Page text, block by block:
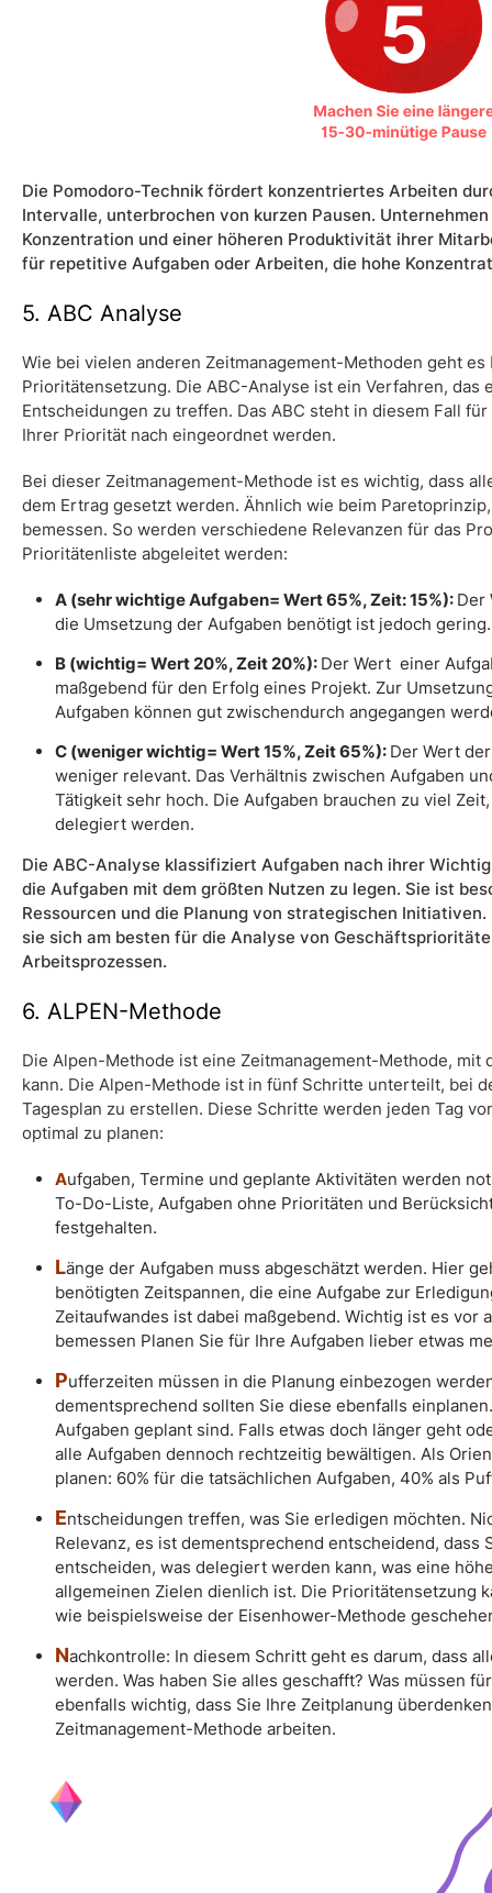
Die Pomodoro-Technik fördert konzentriertes Arbeiten
Intervalle, unterbrochen von kurzen Pausen.
Konzentration und einer höheren Produktivität ihrer
für repetitive Aufgaben oder Arbeiten, die hohe
5. ABC Analyse
Wie bei vielen anderen Zeitmanagement-Methoden geht
Prioritätensetzung. Die ABC-Analyse ist ein Verfahren,
Entscheidungen zu treffen. Das ABC steht in diesem Fall
Ihrer Priorität nach eingeordnet werden.
Bei dieser Zeitmanagement-Methode ist es wichtig, dass
dem Ertrag gesetzt werden. Ähnlich wie beim
bemessen. So werden verschiedene Relevanzen für das
Prioritätenliste abgeleitet werden:
A (sehr wichtige Aufgaben= Wert 65%, Zeit: 15%): Der
die Umsetzung der Aufgaben benötigt ist jedoch
B (wichtig= Wert 20%, Zeit 20%): Der Wert einer
maßgebend für den Erfolg eines Projekt. Zur
Aufgaben können gut zwischendurch angegangen
C (weniger wichtig= Wert 15%, Zeit 65%): Der Wert
weniger relevant. Das Verhältnis zwischen Aufgaben
Tätigkeit sehr hoch. Die Aufgaben brauchen zu viel
delegiert werden.
Die ABC-Analyse klassifiziert Aufgaben nach ihrer
die Aufgaben mit dem größten Nutzen zu legen. Sie ist
Ressourcen und die Planung von strategischen
sie sich am besten für die Analyse von
Arbeitsprozessen.
6. ALPEN-Methode
Die Alpen-Methode ist eine Zeitmanagement-Methode, mit
kann. Die Alpen-Methode ist in fünf Schritte unterteilt, bei
Tagesplan zu erstellen. Diese Schritte werden jeden Tag
optimal zu planen:
Aufgaben, Termine und geplante Aktivitäten werden
To-Do-Liste, Aufgaben ohne Prioritäten und
festgehalten.
Länge der Aufgaben muss abgeschätzt werden. Hier
benötigten Zeitspannen, die eine Aufgabe zur
Zeitaufwandes ist dabei maßgebend. Wichtig ist es vor
bemessen Planen Sie für Ihre Aufgaben lieber etwas
Pufferzeiten müssen in die Planung einbezogen
dementsprechend sollten Sie diese ebenfalls
Aufgaben geplant sind. Falls etwas doch länger geht
alle Aufgaben dennoch rechtzeitig bewältigen. Als
planen: 60% für die tatsächlichen Aufgaben, 40% als
Entscheidungen treffen, was Sie erledigen möchten.
Relevanz, es ist dementsprechend entscheidend, dass
entscheiden, was delegiert werden kann, was eine
allgemeinen Zielen dienlich ist. Die Prioritätensetzung
wie beispielsweise der Eisenhower-Methode
Nachkontrolle: In diesem Schritt geht es darum, dass
werden. Was haben Sie alles geschafft? Was müssen
ebenfalls wichtig, dass Sie Ihre Zeitplanung
Zeitmanagement-Methode arbeiten.